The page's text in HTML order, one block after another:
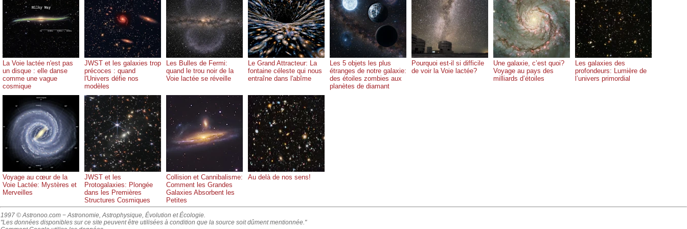
La Voie lactée n'est pas
un disque : elle danse
comme une vague
cosmique
JWST et les galaxies trop
précoces : quand
l'Univers défie nos
modèles
Les Bulles de Fermi:
quand le trou noir de la
Voie lactée se réveille
Le Grand Attracteur: La
fontaine céleste qui nous
entraîne dans l'abîme
Les 5 objets les plus
étranges de notre galaxie:
des étoiles zombies aux
planètes de diamant
Pourquoi est-il si difficile
de voir la Voie lactée?
Une galaxie, c’est quoi?
Voyage au pays des
milliards d’étoiles
Les galaxies des
profondeurs: Lumière de
l’univers primordial
Voyage au cœur de la
Voie Lactée: Mystères et
Merveilles
JWST et les
Protogalaxies: Plongée
dans les Premières
Structures Cosmiques
Collision et Cannibalisme:
Comment les Grandes
Galaxies Absorbent les
Petites
Au delà de nos sens!
1997 © Astronoo.com − Astronomie, Astrophysique, Évolution et Écologie.
"Les données disponibles sur ce site peuvent être utilisées à condition que la source soit dûment mentionnée."